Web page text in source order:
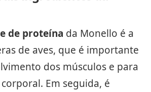
de proteína da Monello é a
de aves, que é importante
dos músculos e para
Em seguida, é